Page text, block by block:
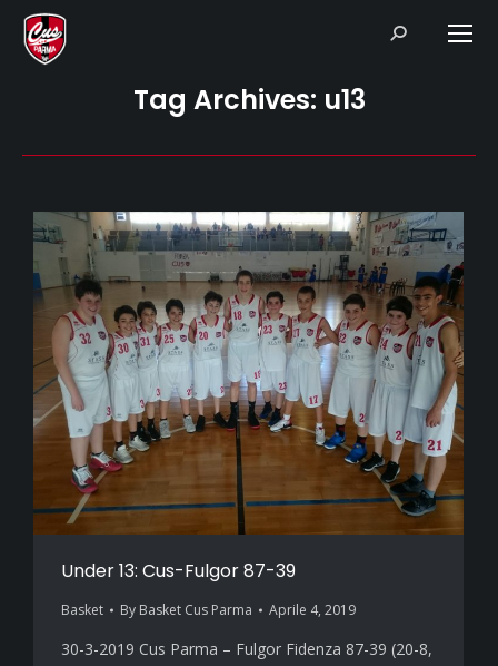
Search:
Tag Archives: u13
Under 13: Cus-Fulgor 87-39
Basket By Basket Cus Parma Aprile 4, 2019
30-3-2019 Cus Parma – Fulgor Fidenza 87-39 (20-8,